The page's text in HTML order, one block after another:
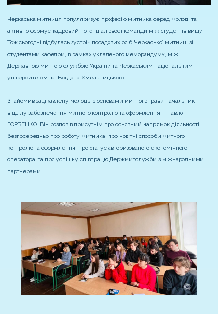
Черкаська митниця популяризує професію митника серед молоді та
активно формує кадровий потенціал своєї команди між студентів вишу.
Тож сьогодні відбулась зустріч посадових осіб Черкаської митниці зі
студентами кафедри, в рамках укладеного меморандуму, між
Державною митною службою України та Черкаським національним
університетом ім. Богдана Хмельницького.
Знайомив зацікавлену молодь із основами митної справи начальник
відділу забезпечення митного контролю та оформлення – Павло
ГОРБЕНКО. Він розповів присутнім про основний напрямок діяльності,
безпосередньо про роботу митника, про новітні способи митного
контролю та оформлення, про статус авторизованого економічного
оператора, та про успішну співпрацю Держмитслужби з міжнародними
партнерами.